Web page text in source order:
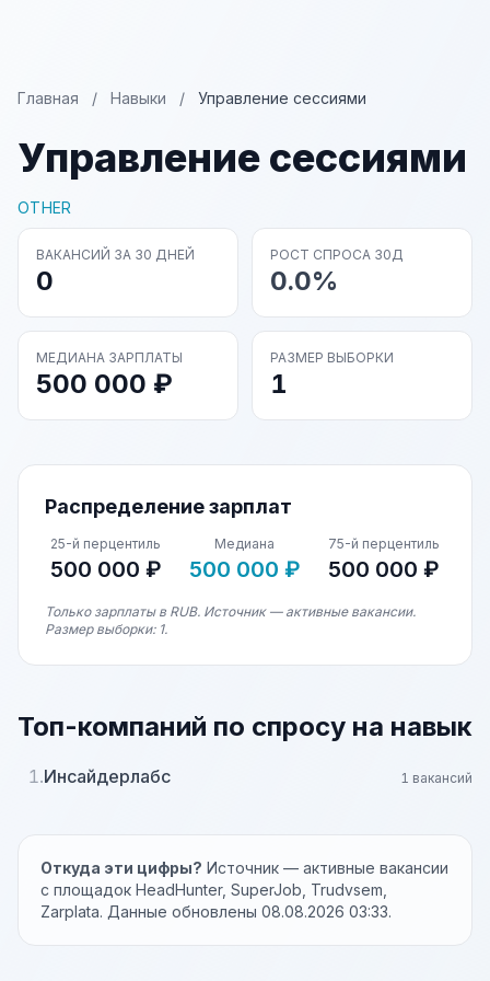
Главная / Навыки / Управление сессиями
Управление сессиями
OTHER
ВАКАНСИЙ ЗА 30 ДНЕЙ
0
РОСТ СПРОСА 30Д
0.0%
МЕДИАНА ЗАРПЛАТЫ
500 000 ₽
РАЗМЕР ВЫБОРКИ
1
Распределение зарплат
25-й перцентиль
500 000 ₽
Медиана
500 000 ₽
75-й перцентиль
500 000 ₽
Только зарплаты в RUB. Источник — активные вакансии.
Размер выборки: 1.
Топ-компаний по спросу на навык
1.Инсайдерлабс 1 вакансий
Откуда эти цифры? Источник — активные вакансии
с площадок HeadHunter, SuperJob, Trudvsem,
Zarplata. Данные обновлены 08.08.2026 03:33.